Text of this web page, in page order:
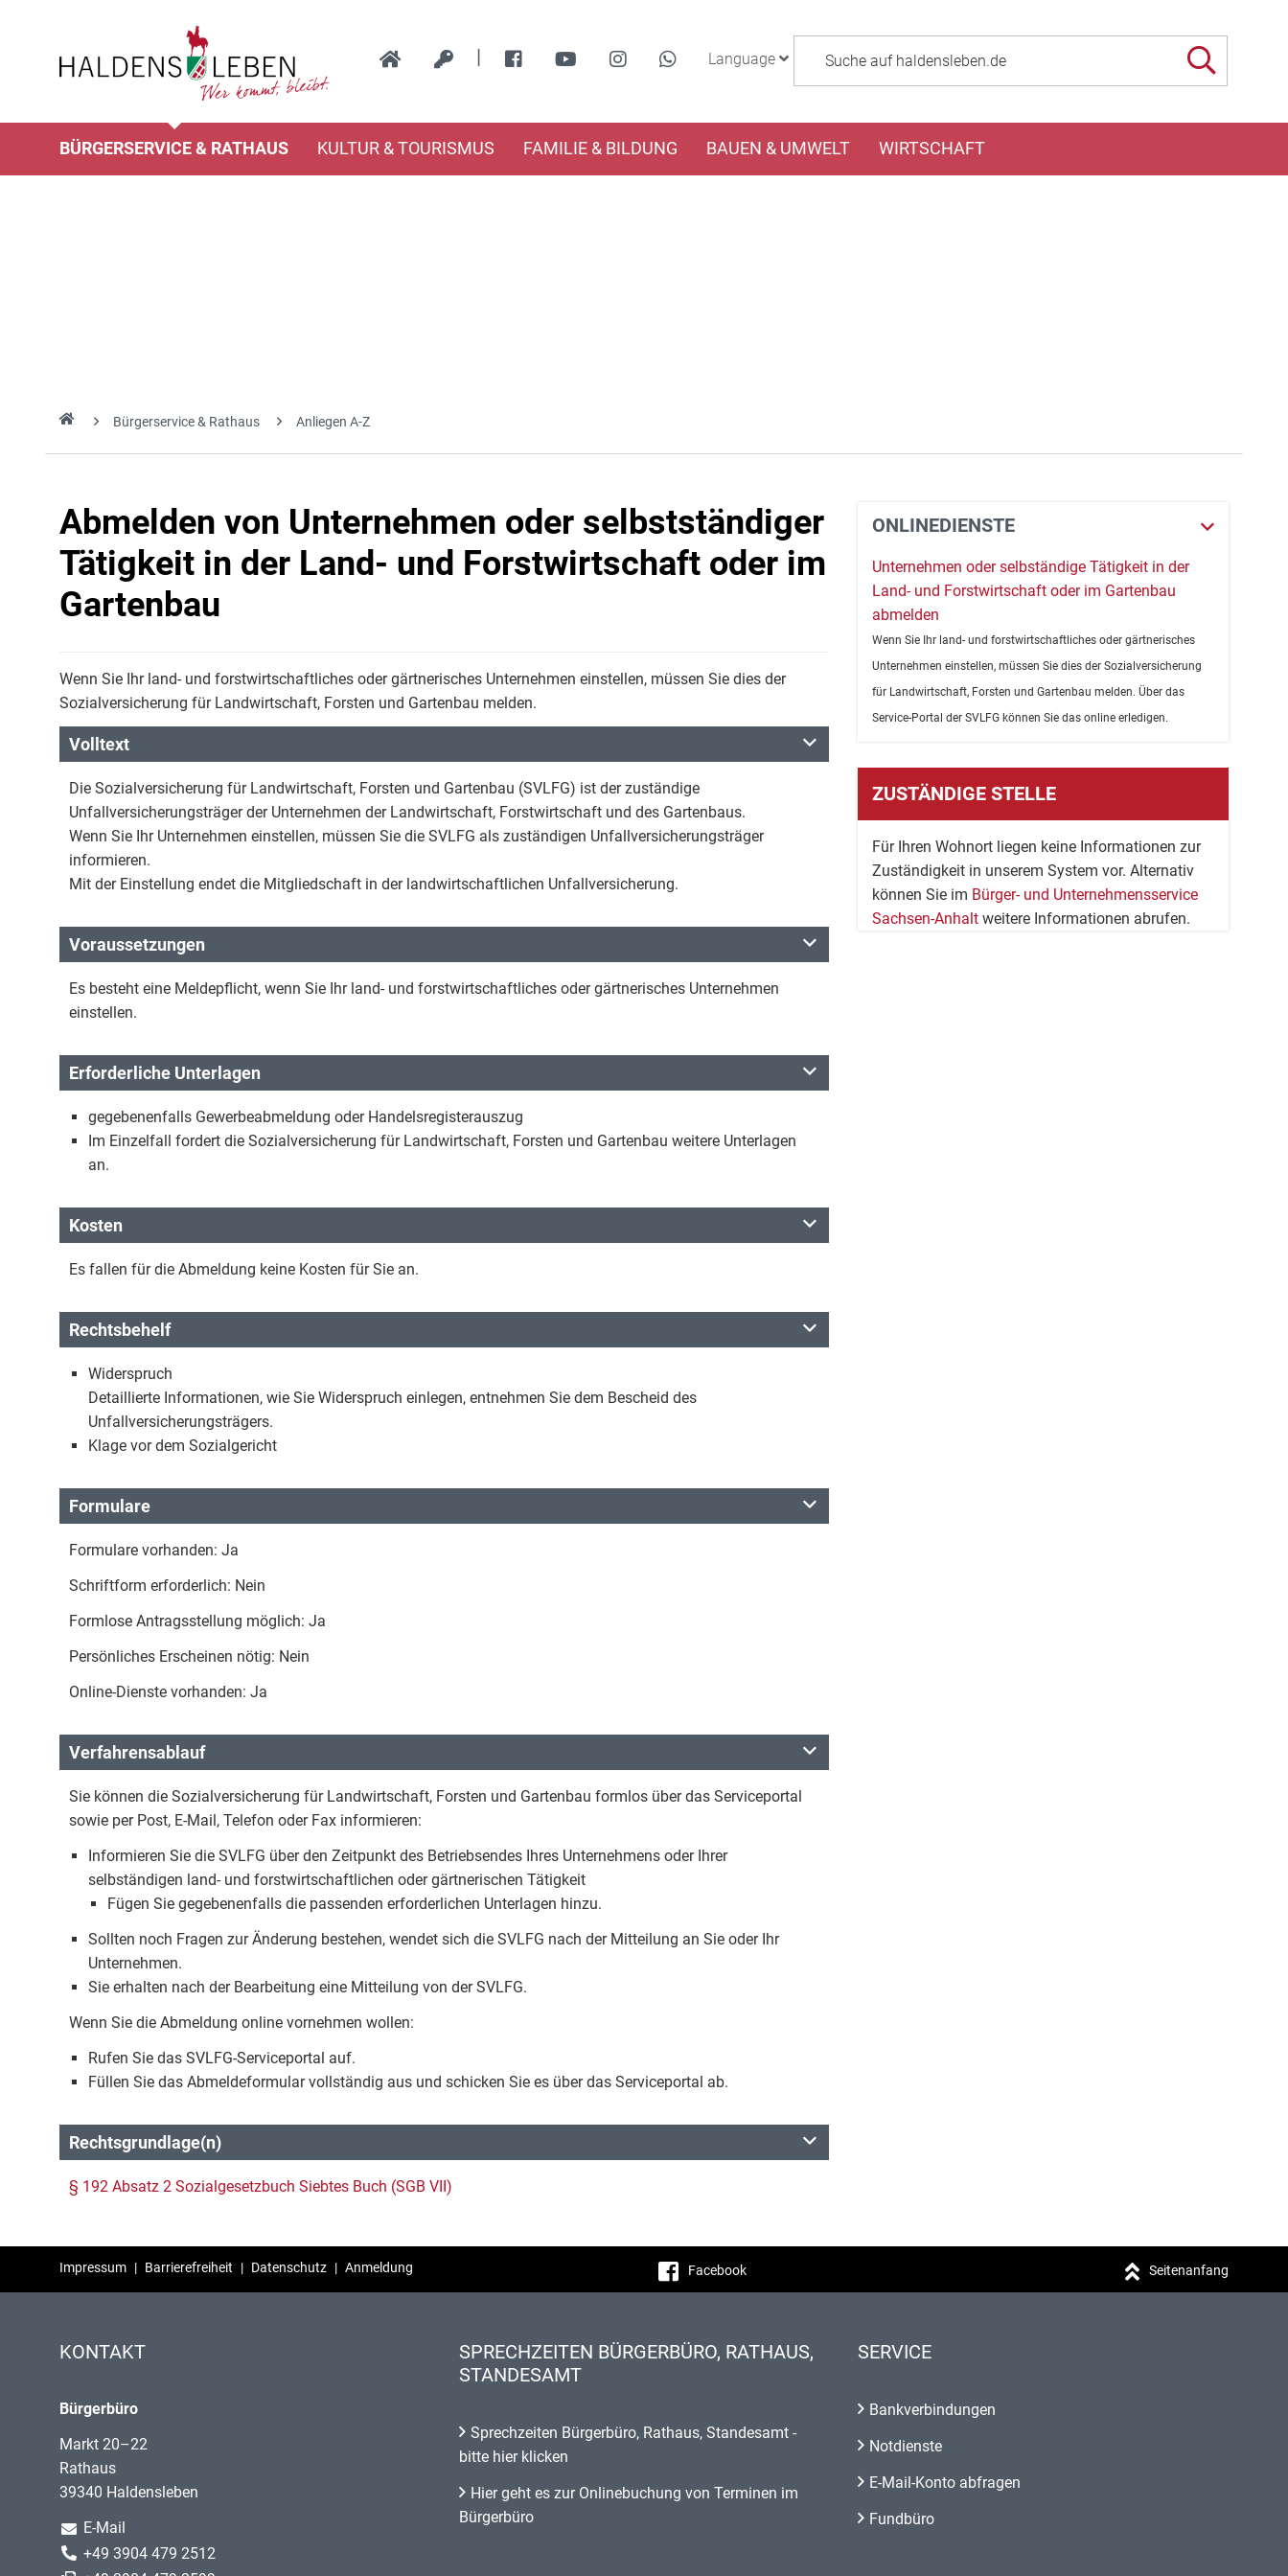
| Language
BÜRGERSERVICE & RATHAUS KULTUR & TOURISMUS FAMILIE & BILDUNG BAUEN & UMWELT WIRTSCHAFT
Bürgerservice & Rathaus Anliegen A-Z
Abmelden von Unternehmen oder selbstständiger
Tätigkeit in der Land- und Forstwirtschaft oder im
Gartenbau
Wenn Sie Ihr land- und forstwirtschaftliches oder gärtnerisches Unternehmen einstellen, müssen Sie dies der
Sozialversicherung für Landwirtschaft, Forsten und Gartenbau melden.
Volltext
Die Sozialversicherung für Landwirtschaft, Forsten und Gartenbau (SVLFG) ist der zuständige
Unfallversicherungsträger der Unternehmen der Landwirtschaft, Forstwirtschaft und des Gartenbaus.
Wenn Sie Ihr Unternehmen einstellen, müssen Sie die SVLFG als zuständigen Unfallversicherungsträger
informieren.
Mit der Einstellung endet die Mitgliedschaft in der landwirtschaftlichen Unfallversicherung.
Voraussetzungen
Es besteht eine Meldepflicht, wenn Sie Ihr land- und forstwirtschaftliches oder gärtnerisches Unternehmen
einstellen.
Erforderliche Unterlagen
gegebenenfalls Gewerbeabmeldung oder Handelsregisterauszug
Im Einzelfall fordert die Sozialversicherung für Landwirtschaft, Forsten und Gartenbau weitere Unterlagen
an.
Kosten
Es fallen für die Abmeldung keine Kosten für Sie an.
Rechtsbehelf
Widerspruch
Detaillierte Informationen, wie Sie Widerspruch einlegen, entnehmen Sie dem Bescheid des
Unfallversicherungsträgers.
Klage vor dem Sozialgericht
Formulare
Formulare vorhanden: Ja
Schriftform erforderlich: Nein
Formlose Antragsstellung möglich: Ja
Persönliches Erscheinen nötig: Nein
Online-Dienste vorhanden: Ja
Verfahrensablauf
Sie können die Sozialversicherung für Landwirtschaft, Forsten und Gartenbau formlos über das Serviceportal
sowie per Post, E-Mail, Telefon oder Fax informieren:
Informieren Sie die SVLFG über den Zeitpunkt des Betriebsendes Ihres Unternehmens oder Ihrer
selbständigen land- und forstwirtschaftlichen oder gärtnerischen Tätigkeit
Fügen Sie gegebenenfalls die passenden erforderlichen Unterlagen hinzu.
Sollten noch Fragen zur Änderung bestehen, wendet sich die SVLFG nach der Mitteilung an Sie oder Ihr
Unternehmen.
Sie erhalten nach der Bearbeitung eine Mitteilung von der SVLFG.
Wenn Sie die Abmeldung online vornehmen wollen:
Rufen Sie das SVLFG-Serviceportal auf.
Füllen Sie das Abmeldeformular vollständig aus und schicken Sie es über das Serviceportal ab.
Rechtsgrundlage(n)
§ 192 Absatz 2 Sozialgesetzbuch Siebtes Buch (SGB VII)
ONLINEDIENSTE
Unternehmen oder selbständige Tätigkeit in der
Land- und Forstwirtschaft oder im Gartenbau
abmelden
Wenn Sie Ihr land- und forstwirtschaftliches oder gärtnerisches
Unternehmen einstellen, müssen Sie dies der Sozialversicherung
für Landwirtschaft, Forsten und Gartenbau melden. Über das
Service-Portal der SVLFG können Sie das online erledigen.
ZUSTÄNDIGE STELLE
Für Ihren Wohnort liegen keine Informationen zur
Zuständigkeit in unserem System vor. Alternativ
können Sie im Bürger- und Unternehmensservice
Sachsen-Anhalt weitere Informationen abrufen.
Impressum | Barrierefreiheit | Datenschutz | Anmeldung Facebook Seitenanfang
KONTAKT
Bürgerbüro
Markt 20–22
Rathaus
39340 Haldensleben
E-Mail
+49 3904 479 2512
SPRECHZEITEN BÜRGERBÜRO, RATHAUS,
STANDESAMT
Sprechzeiten Bürgerbüro, Rathaus, Standesamt -
bitte hier klicken
Hier geht es zur Onlinebuchung von Terminen im
Bürgerbüro
SERVICE
Bankverbindungen
Notdienste
E-Mail-Konto abfragen
Fundbüro